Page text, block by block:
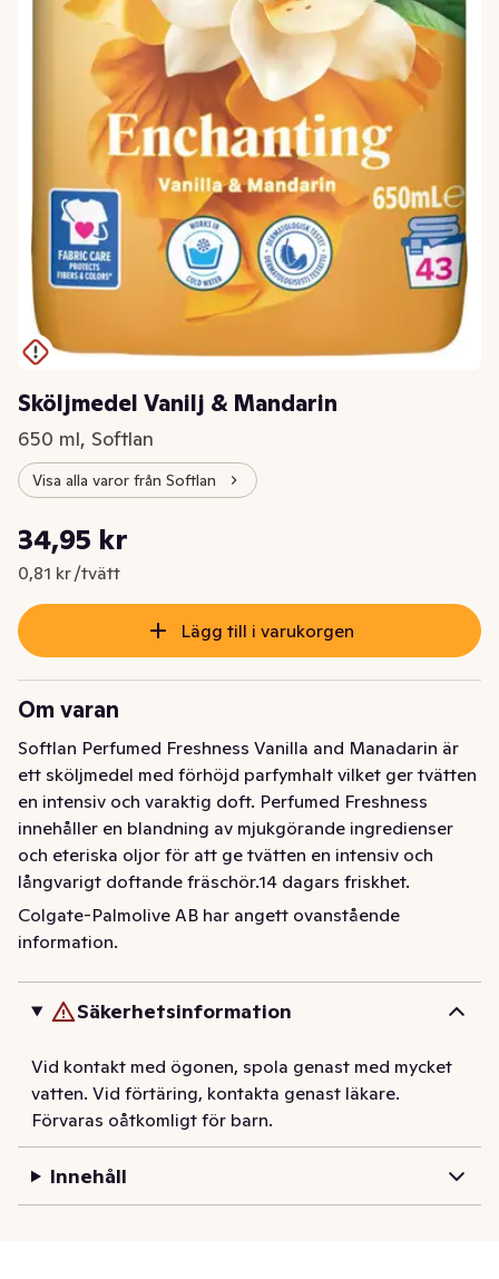
Sköljmedel Vanilj & Mandarin
650 ml, Softlan
Visa alla varor från Softlan
Nuvarande pris är: 34,95 kr
34,95 kr
0,81 kr /tvätt
Styckpris: 0,81 kr /tvätt
Lägg till i varukorgen
Om varan
Softlan Perfumed Freshness Vanilla and Manadarin är
ett sköljmedel med förhöjd parfymhalt vilket ger tvätten
en intensiv och varaktig doft. Perfumed Freshness
innehåller en blandning av mjukgörande ingredienser
och eteriska oljor för att ge tvätten en intensiv och
långvarigt doftande fräschör.14 dagars friskhet.
Dermatologiskt testad.
Frisk doft i 30 dagar! Softlan Perfumed Vanilla and
vilket ger tvätten en intensiv och varaktig doft.
Perfumed Freshness innehåller en blandning av
tvätten en intensiv och långvarigt doftande fräschör.
Dermatologiskt testad och kan användas i kallt vatten.
Colgate-Palmolive AB har angett ovanstående
information.
Säkerhetsinformation
Vid kontakt med ögonen, spola genast med mycket
vatten. Vid förtäring, kontakta genast läkare.
Förvaras oåtkomligt för barn.
Innehåll